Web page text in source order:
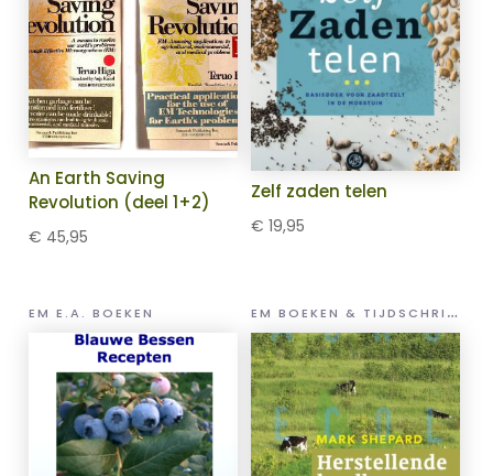
An Earth Saving
Revolution (deel 1+2)
€ 45,95
Zelf zaden telen
€ 19,95
EM E.A. BOEKEN E
M BOEKEN & TIJDSCHRIFTEN